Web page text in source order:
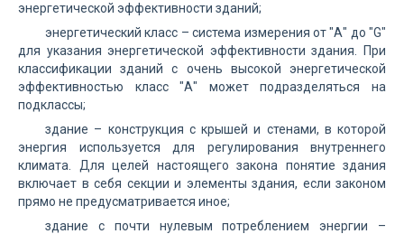
энергетической эффективности зданий;
энергетический класс – система измерения от "А" до "G"
для указания энергетической эффективности здания. При
классификации зданий с очень высокой энергетической
эффективностью класс "А" может подразделяться на
подклассы;
здание – конструкция с крышей и стенами, в которой
энергия используется для регулирования внутреннего
климата. Для целей настоящего закона понятие здания
включает в себя секции и элементы здания, если законом
прямо не предусматривается иное;
здание с почти нулевым потреблением энергии –